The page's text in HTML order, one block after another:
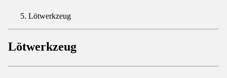
Lötwerkzeug
Lötwerkzeug